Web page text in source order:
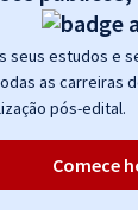
seus estudos e
as carreiras
pós-edital.
Comece